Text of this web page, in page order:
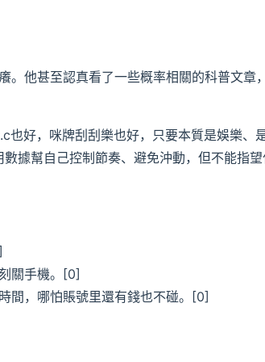
。他甚至認真看了一些概率相關的科普文章，
也好，咪牌刮刮樂也好，只要本質是娛樂、
據幫自己控制節奏、避免沖動，但不能指
關手機。[0]
間，哪怕賬號里還有錢也不碰。[0]